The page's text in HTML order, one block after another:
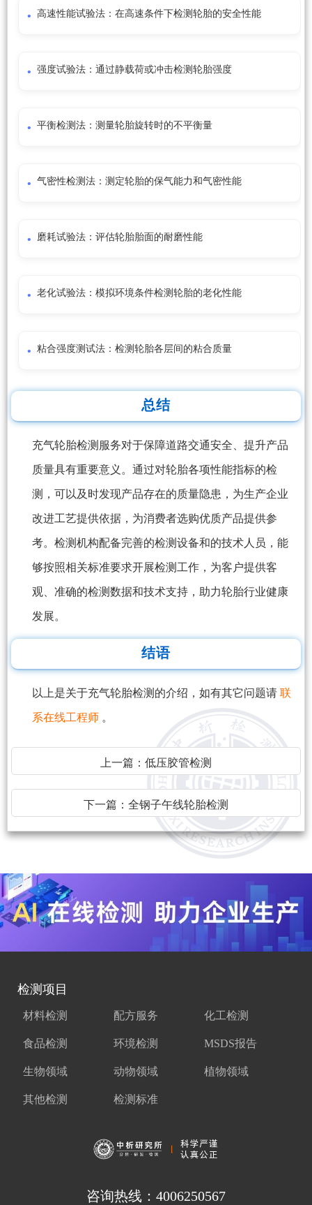
高速性能试验法：在高速条件下检测轮胎的安全性能
强度试验法：通过静载荷或冲击检测轮胎强度
平衡检测法：测量轮胎旋转时的不平衡量
气密性检测法：测定轮胎的保气能力和气密性能
磨耗试验法：评估轮胎胎面的耐磨性能
老化试验法：模拟环境条件检测轮胎的老化性能
粘合强度测试法：检测轮胎各层间的粘合质量
总结
充气轮胎检测服务对于保障道路交通安全、提升产品
质量具有重要意义。通过对轮胎各项性能指标的检
测，可以及时发现产品存在的质量隐患，为生产企业
改进工艺提供依据，为消费者选购优质产品提供参
考。检测机构配备完善的检测设备和的技术人员，能
够按照相关标准要求开展检测工作，为客户提供客
观、准确的检测数据和技术支持，助力轮胎行业健康
发展。
结语
以上是关于充气轮胎检测的介绍，如有其它问题请 联
系在线工程师 。
上一篇： 低压胶管检测
下一篇： 全钢子午线轮胎检测
检测项目
材料检测 配方服务 化工检测
食品检测 环境检测 MSDS报告
生物领域 动物领域 植物领域
其他检测 检测标准
咨询热线：4006250567